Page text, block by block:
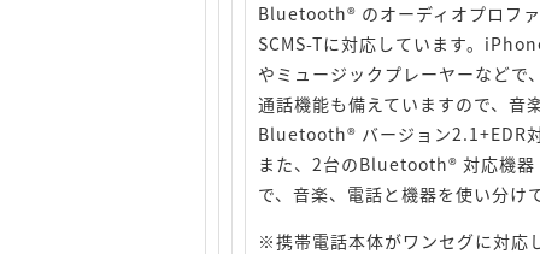
Bluetooth® のオーディオプロフ
SCMS-Tに対応しています。
やミュージックプレーヤーなど
通話機能も備えていますので、音
Bluetooth® バージョン2.1+EDR
また、2台のBluetooth® 対応機
で、音楽、電話と機器を使い分け
※携帯電話本体がワンセグに対応